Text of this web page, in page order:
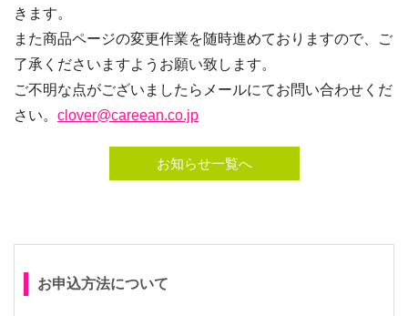
きます。
また商品ページの変更作業を随時進めておりますので、ご
了承くださいますようお願い致します。
ご不明な点がございましたらメールにてお問い合わせくだ
さい。 clover@careean.co.jp
お知らせ一覧へ
お申込方法について